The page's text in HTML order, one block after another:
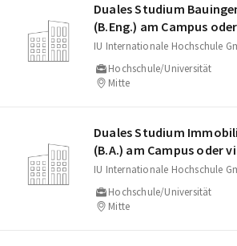
Duales Studium
(B.Eng.) am Campus
IU Internationale Hochschule
Hochschule/Universität
Mitte
Duales Studium
(B.A.) am Campus oder
IU Internationale Hochschule
Hochschule/Universität
Mitte